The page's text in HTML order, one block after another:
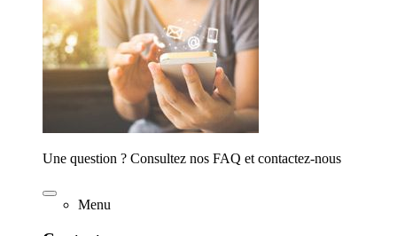
Une question ? Consultez nos FAQ et contactez-nous
Menu